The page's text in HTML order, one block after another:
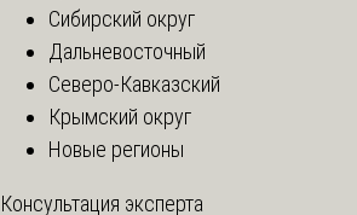
Сибирский округ
Дальневосточный
Северо-Кавказский
Крымский округ
Новые регионы
Консультация эксперта